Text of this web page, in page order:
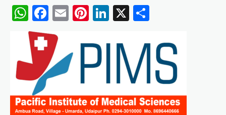
WhatsApp
Facebook
EmailPinterest
LinkedIn
X